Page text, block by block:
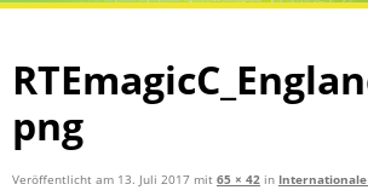
png
Veröffentlicht am 13. Juli 2017 mit 65 × 42 in